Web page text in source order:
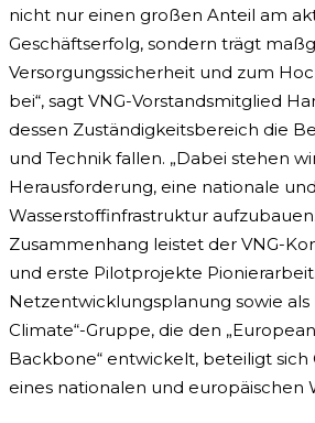
nicht nur einen großen Anteil am
Geschäftserfolg, sondern trägt
Versorgungssicherheit und zum
bei“, sagt VNG-Vorstandsmitglied
dessen Zuständigkeitsbereich die
und Technik fallen. „Dabei stehen
Herausforderung, eine nationale
Wasserstoffinfrastruktur
Zusammenhang leistet der VNG-
und erste Pilotprojekte
Netzentwicklungsplanung sowie als
Climate“-Gruppe, die den
Backbone“ entwickelt, beteiligt sich
eines nationalen und europäischen